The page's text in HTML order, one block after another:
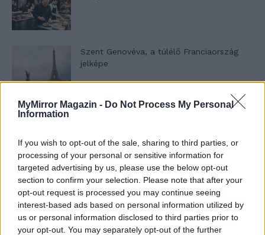
MyMirror Magazin - Do Not Process My Personal
Information
If you wish to opt-out of the sale, sharing to third parties, or
processing of your personal or sensitive information for
targeted advertising by us, please use the below opt-out
section to confirm your selection. Please note that after your
opt-out request is processed you may continue seeing
interest-based ads based on personal information utilized by
us or personal information disclosed to third parties prior to
your opt-out. You may separately opt-out of the further
Szent Genovéva, a túlélő Franciaország
jelképe
Minka 12. rész
Minka 11. rész
T. szereti a fiatal lányokat 14. rész